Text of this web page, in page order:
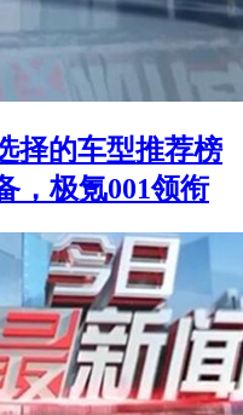
择的车型推荐榜
，极氪001领衔